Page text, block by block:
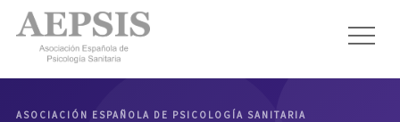
ASOCIACIÓN ESPAÑOLA DE PSICOLOGÍA SANITARIA